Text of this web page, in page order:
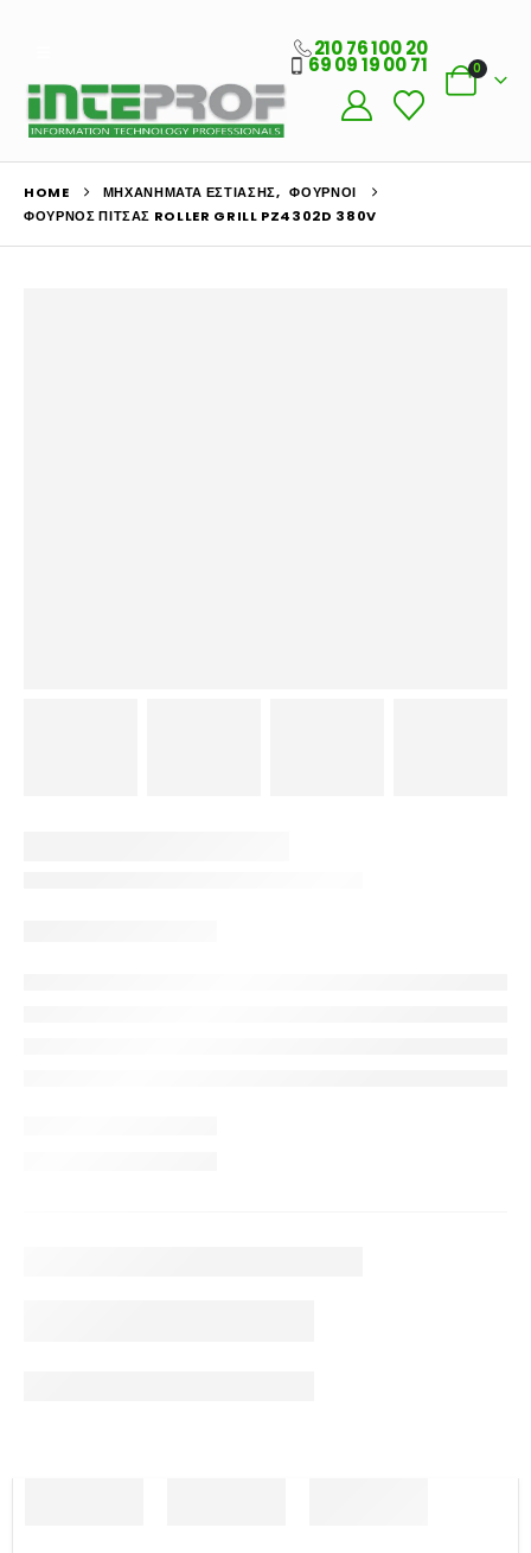
210 76 100 20
69 09 19 00 71 0
HOME ΜΗΧΑΝΉΜΑΤΑ ΕΣΤΊΑΣΗΣ, ΦΟΎΡΝΟΙ
ΦΟΎΡΝΟΣ ΠΊΤΣΑΣ ROLLER GRILL PZ4302D 380V